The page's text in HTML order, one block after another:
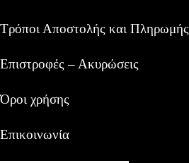
Τρόποι Αποστολής και Πληρωμής
Επιστροφές – Ακυρώσεις
Όροι χρήσης
Επικοινωνία